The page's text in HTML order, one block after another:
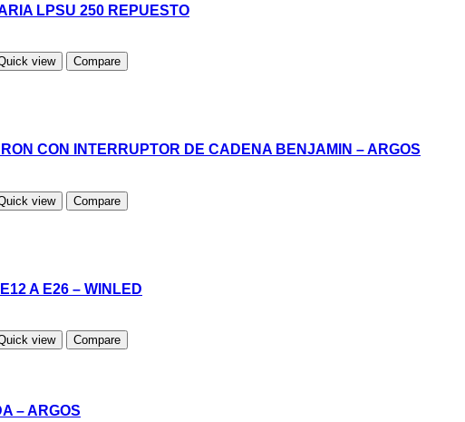
LPSU 250 REPUESTO
view Compare
CON INTERRUPTOR DE CADENA BENJAMIN – ARGOS
view Compare
A E26 – WINLED
view Compare
– ARGOS